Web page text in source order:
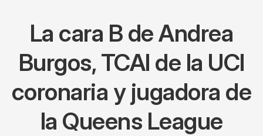
La cara B de Andrea
Burgos, TCAI de la UCI
coronaria y jugadora de
la Queens League